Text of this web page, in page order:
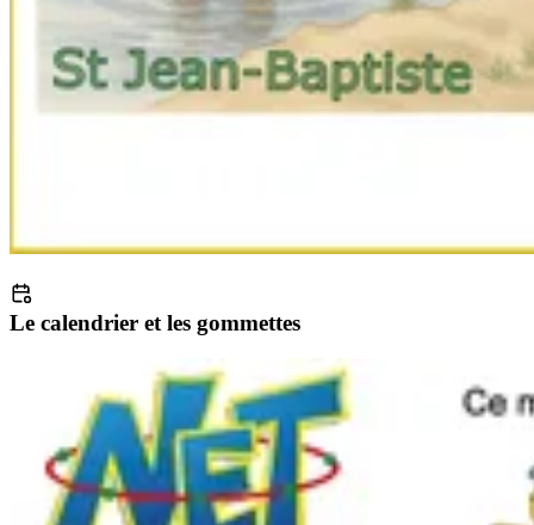
Le calendrier et les gommettes